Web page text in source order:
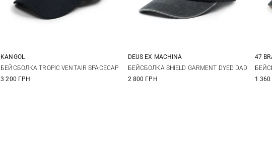
S M L
KANGOL
БЕЙСБОЛКА TROPIC VENTAIR SPACECAP
3 200 ГРН
One size
DEUS EX MACHINА
БЕЙСБОЛКА SHIELD GARMENT DYED DAD
2 800 ГРН
47
1